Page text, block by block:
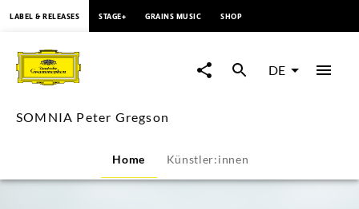
SOMNIA
Peter
Gregson
Deutsche
LABEL & RELEASES STAGE+ GRAINS MUSIC SHOP
DE
SOMNIA Peter Gregson
Home Künstler:innen